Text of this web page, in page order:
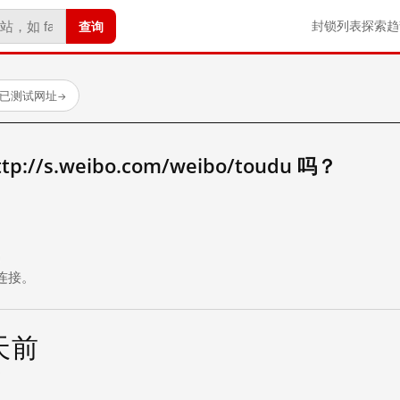
查询 封锁列表探索
测试网址→
s.weibo.com/weibo/toudu 吗？
。
前